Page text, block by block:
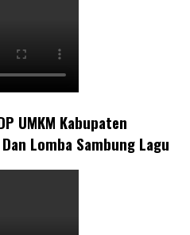
UMKM Kabupaten
Lomba Sambung Lagu